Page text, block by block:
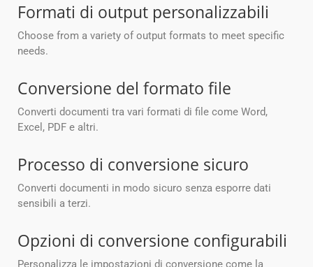
Formati di output personalizzabili
Choose from a variety of output formats to meet specific
needs.
Conversione del formato file
Converti documenti tra vari formati di file come Word,
Excel, PDF e altri.
Processo di conversione sicuro
Converti documenti in modo sicuro senza esporre dati
sensibili a terzi.
Opzioni di conversione configurabili
Personalizza le impostazioni di conversione come la